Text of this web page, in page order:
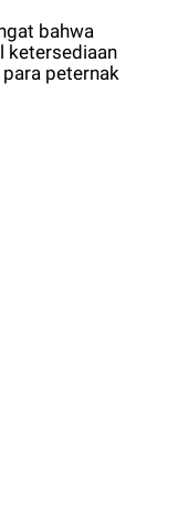
bahwa
ketersediaan
peternak